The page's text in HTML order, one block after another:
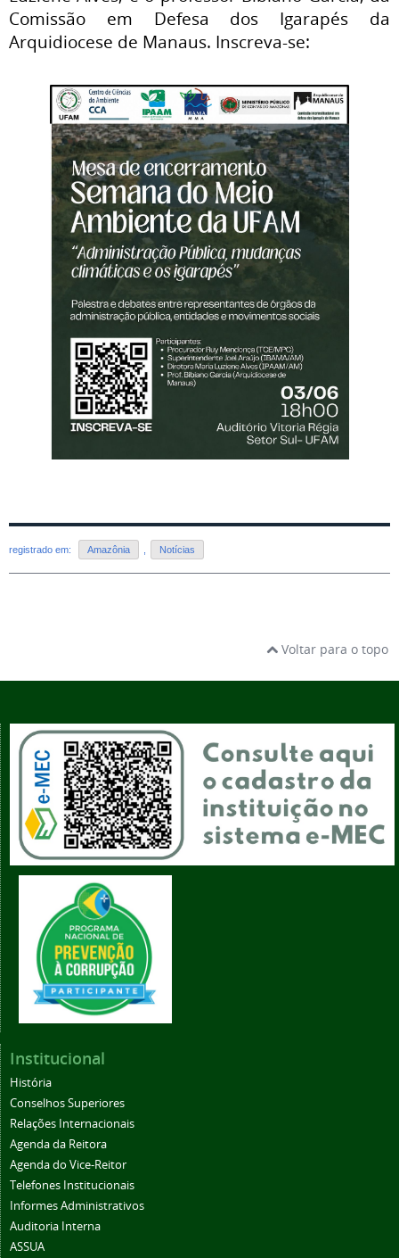
Comissão em Defesa dos Igarapés da
Arquidiocese de Manaus. Inscreva-se:
registrado em: Amazônia Notícias
Voltar para o topo
Institucional
História
Conselhos Superiores
Relações Internacionais
Agenda da Reitora
Agenda do Vice-Reitor
Telefones Institucionais
Informes Administrativos
Auditoria Interna
ASSUA